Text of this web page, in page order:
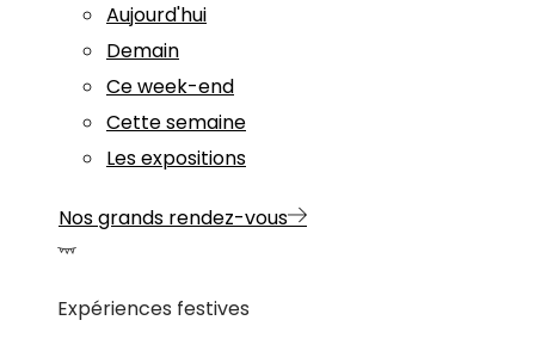
Aujourd'hui
Demain
Ce week-end
Cette semaine
Les expositions
Nos grands rendez-vous
Expériences festives